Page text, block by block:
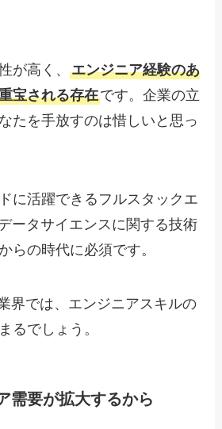
が高く、エンジニア経験のあ
宝される存在です。企業の立
たを手放すのは惜しいと思っ
に活躍できるフルスタックエ
ータサイエンスに関する技術
らの時代に必須です。
界では、エンジニアスキルの
るでしょう。
需要が拡大するから